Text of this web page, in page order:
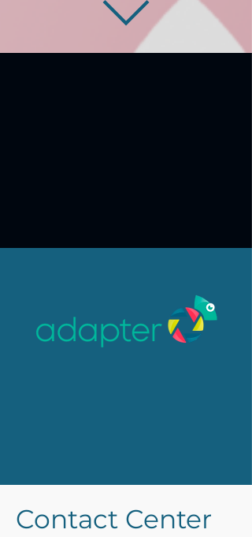
Contact Center